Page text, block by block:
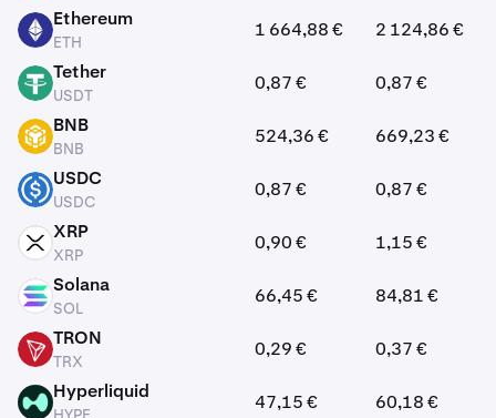
ETH Ethereum
ETH
1 664,88 € 2 124,86 €
USDT Tether
USDT
0,87 € 0,87 €
BNB BNB
BNB
524,36 € 669,23 €
USDC USDC
USDC
0,87 € 0,87 €
XRP XRP
XRP
0,90 € 1,15 €
SOL Solana
SOL
66,45 € 84,81 €
TRX TRON
TRX
0,29 € 0,37 €
HYPE Hyperliquid 47,15 € 60,18 €